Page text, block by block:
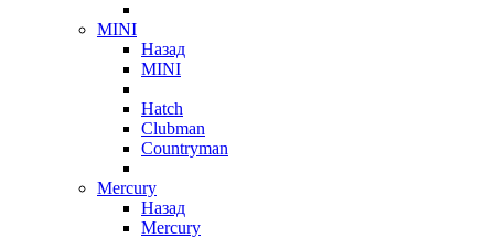
MINI
Назад
MINI
Hatch
Clubman
Countryman
Mercury
Назад
Mercury